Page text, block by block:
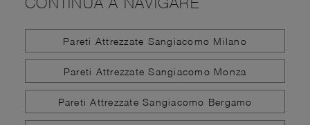
Pareti Attrezzate Sangiacomo Milano
Pareti Attrezzate Sangiacomo Monza
Pareti Attrezzate Sangiacomo Bergamo